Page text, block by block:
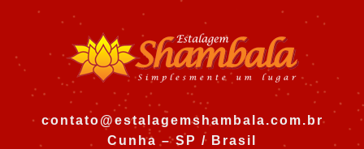
contato@estalagemshambala.com.br
Cunha – SP / Brasil